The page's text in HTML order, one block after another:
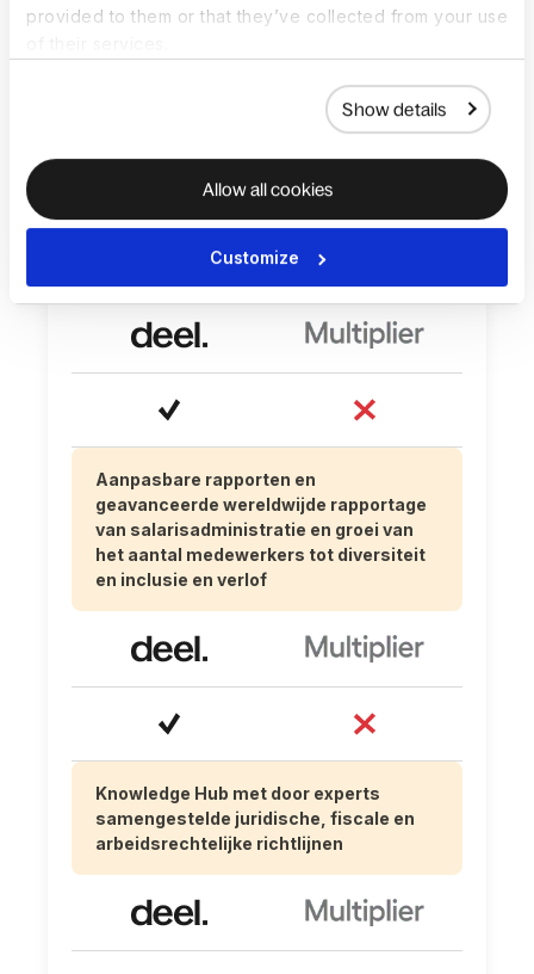
provided to them or that they’ve collected from your use
Show details
Allow all cookies
Customize
Globaal HR‑informatiesysteem (HRIS)
met organigrammen, geavanceerde
workflows, verlof en meer
Aanpasbare rapporten en
geavanceerde wereldwijde rapportage
van salarisadministratie en groei van
het aantal medewerkers tot diversiteit
en inclusie en verlof
Knowledge Hub met door experts
samengestelde juridische, fiscale en
arbeidsrechtelijke richtlijnen